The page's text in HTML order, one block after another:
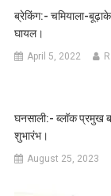
ब्रेकिंग:- चमियाला-
घायल।
April 5, 2022
घनसाली:- ब्लॉक प्रमुख
शुभारंभ।
August 25, 2023